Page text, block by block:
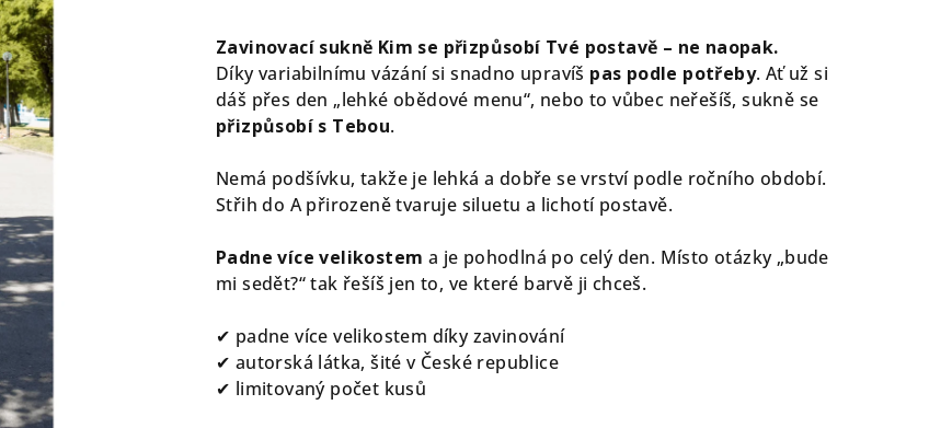
produktu
je
0,0
5
hvězdiček.
Zavinovací sukně Kim se přizpůsobí Tvé postavě – ne naopak.
Díky variabilnímu vázání si snadno upravíš pas podle potřeby. Ať už si
dáš přes den „lehké obědové menu“, nebo to vůbec neřešíš, sukně se
přizpůsobí s Tebou.
Nemá podšívku, takže je lehká a dobře se vrství podle ročního období.
Střih do A přirozeně tvaruje siluetu a lichotí postavě.
Padne více velikostem a je pohodlná po celý den. Místo otázky „bude
mi sedět?“ tak řešíš jen to, ve které barvě ji chceš.
✔ padne více velikostem díky zavinování
✔ autorská látka, šité v České republice
✔ limitovaný počet kusů